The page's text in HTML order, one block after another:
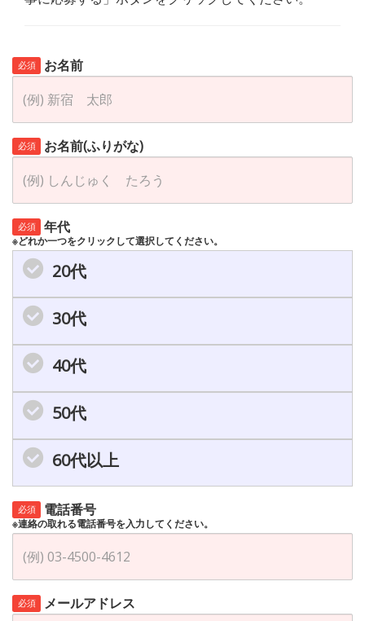
必須 お名前
必須 お名前(ふりがな)
必須 年代
※どれか一つをクリックして選択してください。
20代
30代
40代
50代
60代以上
必須 電話番号
※連絡の取れる電話番号を入力してください。
必須 メールアドレス